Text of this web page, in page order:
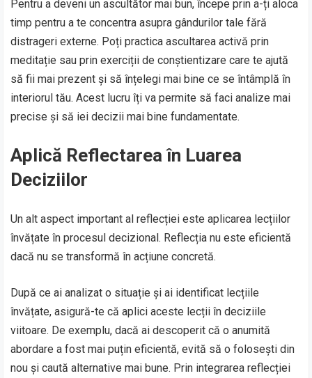
Pentru a deveni un ascultător mai bun, începe prin a-ți aloca
timp pentru a te concentra asupra gândurilor tale fără
distrageri externe. Poți practica ascultarea activă prin
meditație sau prin exerciții de conștientizare care te ajută
să fii mai prezent și să înțelegi mai bine ce se întâmplă în
interiorul tău. Acest lucru îți va permite să faci analize mai
precise și să iei decizii mai bine fundamentate.
Aplică Reflectarea în Luarea
Deciziilor
Un alt aspect important al reflecției este aplicarea lecțiilor
învățate în procesul decizional. Reflecția nu este eficientă
dacă nu se transformă în acțiune concretă.
După ce ai analizat o situație și ai identificat lecțiile
învățate, asigură-te că aplici aceste lecții în deciziile
viitoare. De exemplu, dacă ai descoperit că o anumită
abordare a fost mai puțin eficientă, evită să o folosești din
nou și caută alternative mai bune. Prin integrarea reflecției